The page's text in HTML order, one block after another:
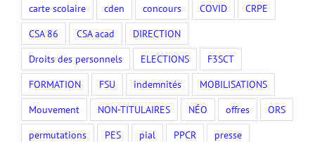
carte scolaire
cden concours COVID
CRPE
CSA 86
CSA acad
DIRECTION
Droits des personnels
ELECTIONS
F3SCT
FORMATION
FSU indemnités
MOBILISATIONS
Mouvement
NON-TITULAIRES NÉO offres
ORS
permutations
PES pial PPCR
presse